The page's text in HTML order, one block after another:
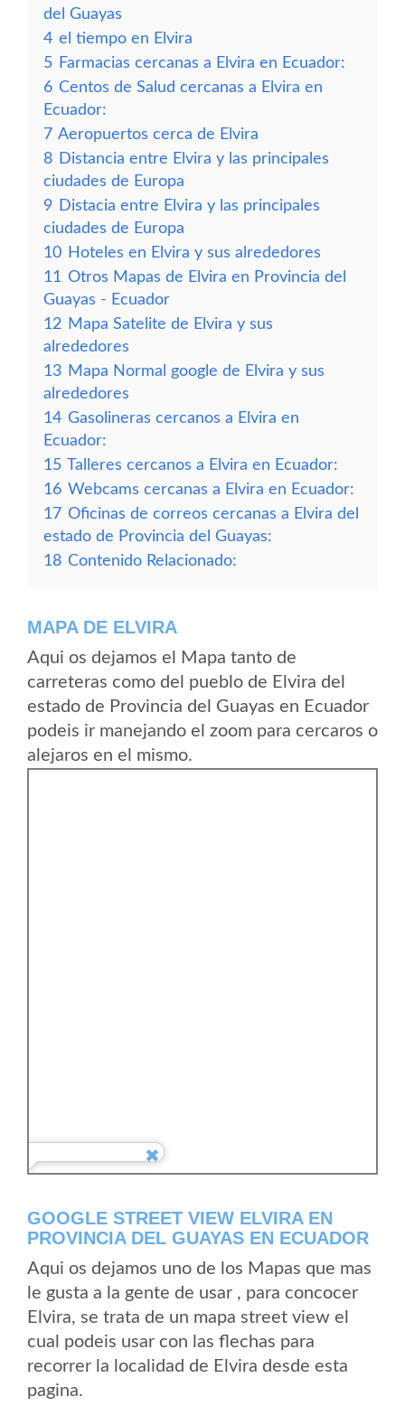
del Guayas
4 el tiempo en Elvira
5 Farmacias cercanas a Elvira en Ecuador:
6 Centos de Salud cercanas a Elvira en
Ecuador:
7 Aeropuertos cerca de Elvira
8 Distancia entre Elvira y las principales
ciudades de Europa
9 Distacia entre Elvira y las principales
ciudades de Europa
10 Hoteles en Elvira y sus alrededores
11 Otros Mapas de Elvira en Provincia del
Guayas - Ecuador
12 Mapa Satelite de Elvira y sus
alrededores
13 Mapa Normal google de Elvira y sus
alrededores
14 Gasolineras cercanos a Elvira en
Ecuador:
15 Talleres cercanos a Elvira en Ecuador:
16 Webcams cercanas a Elvira en Ecuador:
17 Oficinas de correos cercanas a Elvira del
estado de Provincia del Guayas:
18 Contenido Relacionado:
MAPA DE ELVIRA
Aqui os dejamos el Mapa tanto de
carreteras como del pueblo de Elvira del
estado de Provincia del Guayas en Ecuador
podeis ir manejando el zoom para cercaros o
alejaros en el mismo.
GOOGLE STREET VIEW ELVIRA EN
PROVINCIA DEL GUAYAS EN ECUADOR
Aqui os dejamos uno de los Mapas que mas
le gusta a la gente de usar , para concocer
Elvira, se trata de un mapa street view el
cual podeis usar con las flechas para
recorrer la localidad de Elvira desde esta
pagina.